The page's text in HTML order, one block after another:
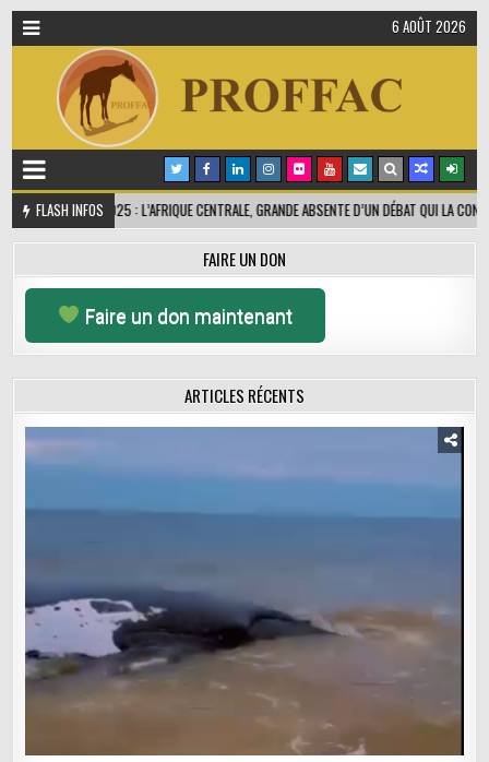
6 AOÛT 2026
FLASH INFOS
: L’AFRIQUE CENTRALE, GRANDE ABSENTE D’UN DÉBAT QUI LA CONCERNE POURTANT
FAIRE UN DON
Faire un don maintenant
ARTICLES RÉCENTS